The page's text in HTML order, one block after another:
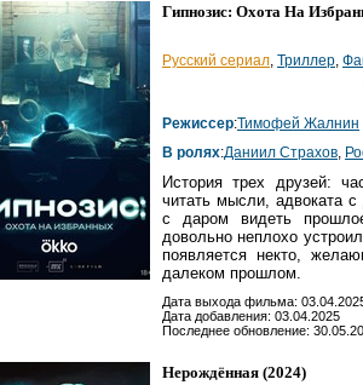
Гипнозис: Охота На
Русский сериал Триллер
Режиссер:Тимофей Жалнин
В ролях:Даниил Страхов
История трех друзей:
читать мысли, адвоката
с даром видеть
довольно неплохо
появляется некто,
далеком прошлом.
Дата выхода фильма:
Дата добавления: 03.04.2025
Последнее обновление:
Нерождённая (2024)